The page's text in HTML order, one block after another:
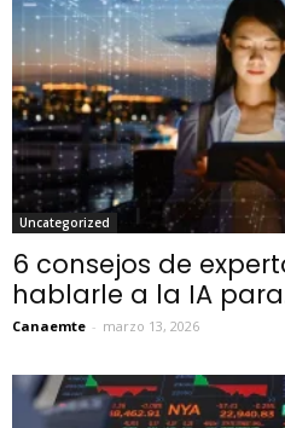
Uncategorized
6 consejos de
hablarle a la IA
Canaemte - marzo 13, 2026